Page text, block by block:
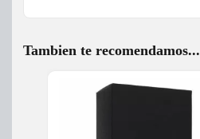
Tambien te recomendamos...